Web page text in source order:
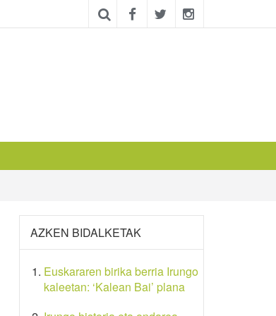
AZKEN BIDALKETAK
Euskararen birika berria Irungo
kaleetan: ‘Kalean Bai’ plana